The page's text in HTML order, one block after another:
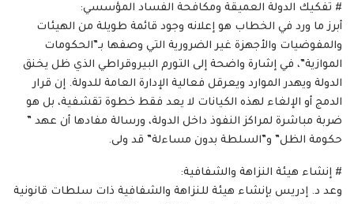
# تفكيك الدولة العميقة ومكافحة الفساد المؤسسي:
أبرز ما ورد في الخطاب هو إعلانه وجود قائمة طويلة من الهيئات
والمفوضيات والأجهزة غير الضرورية التي وصفها بـ”الحكومات
الموازية”، في إشارة واضحة إلى التورم البيروقراطي الذي ظل يخنق
الدولة ويهدر الموارد ويعرقل فعالية الإدارة العامة للدولة. إن قرار
الدمج أو الإلغاء لهذه الكيانات لا يعد فقط خطوة تقشفية، بل هو
ضربة مباشرة لمراكز النفوذ داخل الدولة، ورسالة مفادها أن عهد ”
حكومة الظل” و”السلطة بدون مساءلة” قد ولى.
# إنشاء هيئة النزاهة والشفافية:
وعد د. إدريس بإنشاء هيئة للنزاهة والشفافية ذات سلطات قانونية